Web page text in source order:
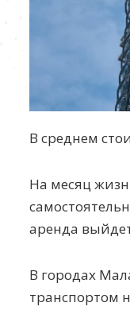
В среднем
На месяц
аренда
В городах
транспортом